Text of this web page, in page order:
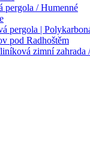
/ Humenné
pergola |
zimní zahrada